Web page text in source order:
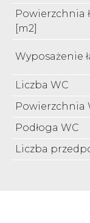
Powierzchnia
[m2]
Wyposażenie
Liczba WC
Powierzchnia
Podłoga WC
Liczba